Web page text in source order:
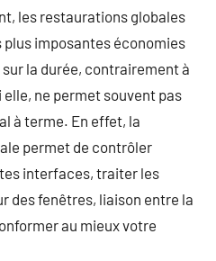
les restaurations globales
imposantes économies
sur la durée, contrairement à
ne permet souvent pas
à terme. En effet, la
permet de contrôler
interfaces, traiter les
des fenêtres, liaison entre la
au mieux votre